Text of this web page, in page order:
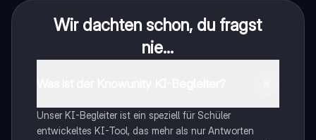
Wir dachten schon, du fragst
nie...
Unser KI-Begleiter ist ein speziell für Schüler
entwickeltes KI-Tool, das mehr als nur Antworten